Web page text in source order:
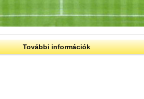
További információk